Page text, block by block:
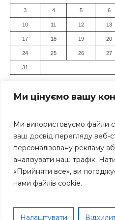
Ми цінуємо вашу
Ми використовуємо файли
ваш досвід перегляду веб-
персоналізовану рекламу
аналізувати наш трафік.
«Прийняти все», ви
нами файлів cookie.
Налаштувати
3 4 5 6
10 11 12 13
17 18 19 20
24 25 26 27
31
Засновник: Громадська
Клуб" Всі права захищені.
інтернет-видань -
Дніпро Інформ © 1999-2025